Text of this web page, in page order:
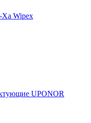
Wipex
UPONOR